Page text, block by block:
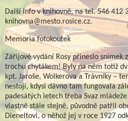
Další info v knihovně, na tel. 546 412
knihovna@mesto.rosice.cz.
Memoria fotokoutek
Zářijové vydání Rosy přineslo snímek
trochu chytákem! Byly na něm totiž
kpt. Jaroše, Wolkerova a Trávníky –
nestojí, kdysi dávno tam fungovala
padesátých letech třeba Svaz
vlastně stále stejně, původně patřil
Dieneltovi, o něhož jej v roce 1927